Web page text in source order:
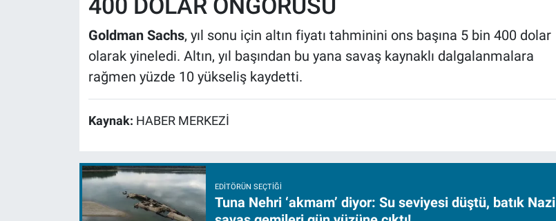
Goldman Sachs, yıl sonu için altın fiyatı tahminini ons başına 5 bin 400 dolar
olarak yineledi. Altın, yıl başından bu yana savaş kaynaklı dalgalanmalara
rağmen yüzde 10 yükseliş kaydetti.
Kaynak: HABER MERKEZİ
EDITÖRÜN SEÇTIĞI
Tuna Nehri ‘akmam’ diyor: Su seviyesi düştü, batık Nazi